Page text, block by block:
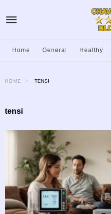
Home General Healthy
HOME TENSI
tensi